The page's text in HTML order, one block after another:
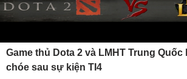
Game thủ Dota 2 và LMHT Trung
chóe sau sự kiện TI4